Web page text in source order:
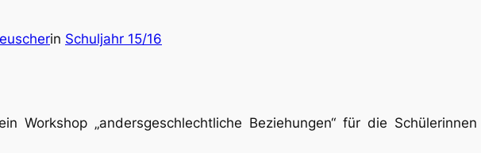
in Schuljahr 15/16
Workshop „andersgeschlechtliche Beziehungen“ für die